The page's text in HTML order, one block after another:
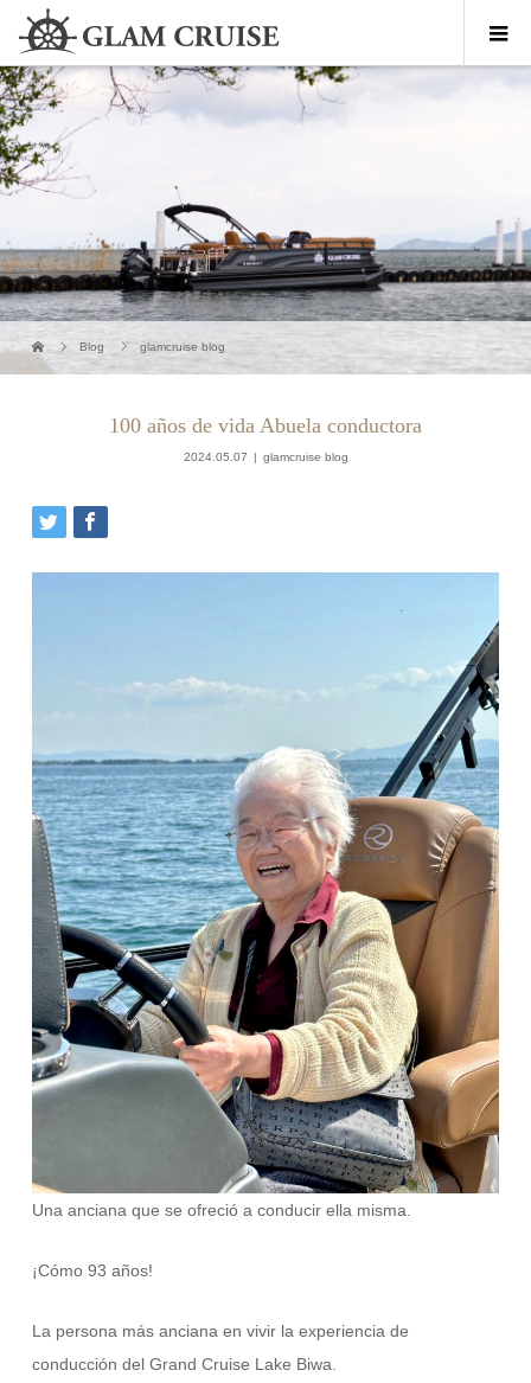
Blog glamcruise blog
100 años de vida Abuela conductora
2024.05.07 glamcruise blog
Una anciana que se ofreció a conducir ella misma.
¡Cómo 93 años!
La persona más anciana en vivir la experiencia de
conducción del Grand Cruise Lake Biwa.